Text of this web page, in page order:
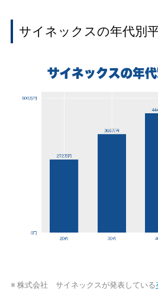
サイネックスの年代別
※ 株式会社 サイネックスが発表している